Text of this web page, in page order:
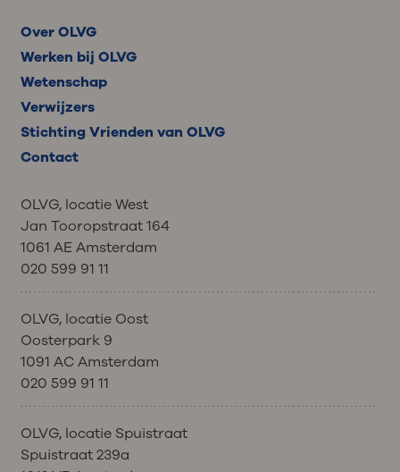
Over OLVG
Werken bij OLVG
Wetenschap
Verwijzers
Stichting Vrienden van OLVG
Contact
OLVG, locatie West
Jan Tooropstraat 164
1061 AE Amsterdam
020 599 91 11
OLVG, locatie Oost
Oosterpark 9
1091 AC Amsterdam
020 599 91 11
OLVG, locatie Spuistraat
Spuistraat 239a